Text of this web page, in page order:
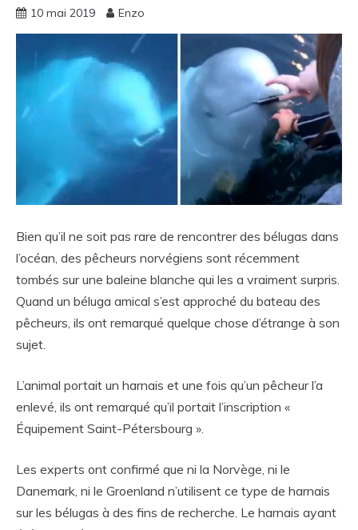
10 mai 2019 Enzo
Bien qu’il ne soit pas rare de rencontrer des bélugas dans
l’océan, des pêcheurs norvégiens sont récemment
tombés sur une baleine blanche qui les a vraiment surpris.
Quand un béluga amical s’est approché du bateau des
pêcheurs, ils ont remarqué quelque chose d’étrange à son
sujet.
L’animal portait un harnais et une fois qu’un pêcheur l’a
enlevé, ils ont remarqué qu’il portait l’inscription «
Équipement Saint-Pétersbourg ».
Les experts ont confirmé que ni la Norvège, ni le
Danemark, ni le Groenland n’utilisent ce type de harnais
sur les bélugas à des fins de recherche. Le harnais ayant